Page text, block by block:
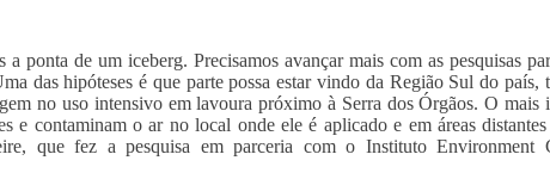
ponta de um iceberg. Precisamos avançar mais com as pesquisas
das hipóteses é que parte possa estar vindo da Região Sul do país,
no uso intensivo em lavoura próximo à Serra dos Órgãos. O mais
e contaminam o ar no local onde ele é aplicado e em áreas
que fez a pesquisa em parceria com o Instituto Environment